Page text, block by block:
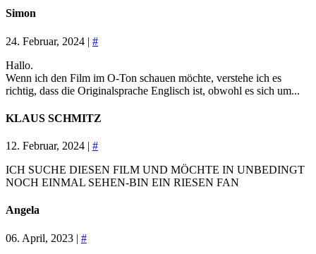
Simon
24. Februar, 2024 | #
Hallo.
Wenn ich den Film im O-Ton schauen möchte, verstehe ich es
richtig, dass die Originalsprache Englisch ist, obwohl es sich um...
KLAUS SCHMITZ
12. Februar, 2024 | #
ICH SUCHE DIESEN FILM UND MÖCHTE IN UNBEDINGT
NOCH EINMAL SEHEN-BIN EIN RIESEN FAN
Angela
06. April, 2023 | #